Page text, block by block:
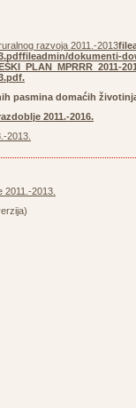
razvoja 2011.-2013
fileadmin/dokumenti-
.
pasmina domaćih
2011.-2016.
2013.
2013.